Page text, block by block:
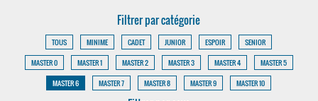
Filtrer par catégorie
TOUS MINIME CADET JUNIOR ESPOIR
SENIOR
MASTER 0
MASTER 1 MASTER 2 MASTER 3 MASTER 4
MASTER 5
MASTER 6
MASTER 7 MASTER 8 MASTER 9 MASTER 10